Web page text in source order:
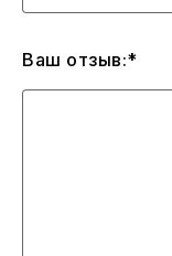
Ваш отзыв:*